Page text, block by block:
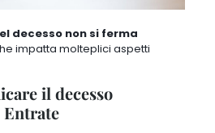
decesso non si ferma
impatta molteplici aspetti
il decesso
Entrate